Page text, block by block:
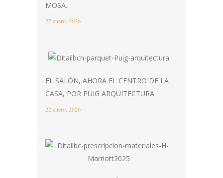
MOSA.
27 enero, 2026
EL SALÓN, AHORA EL CENTRO DE LA
CASA, POR PUIG ARQUITECTURA.
22 enero, 2026